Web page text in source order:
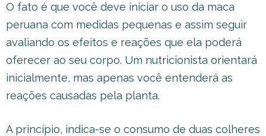
O fato é que você deve iniciar o uso da maca
peruana com medidas pequenas e assim seguir
avaliando os efeitos e reações que ela poderá
oferecer ao seu corpo. Um nutricionista orientará
inicialmente, mas apenas você entenderá as
reações causadas pela planta.
A princípio, indica-se o consumo de duas colheres